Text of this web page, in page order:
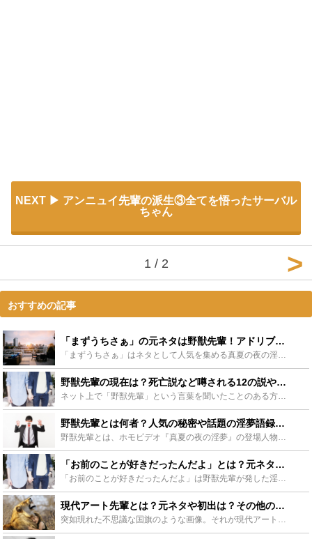
NEXT
アンニュイ先輩の派生③全てを悟ったサーバル
ちゃん
1 / 2
おすすめの記事
「まずうちさぁ」の元ネタは野獣先輩！アドリブ説の検証や派生スレまとめ - Leisurego(レジャーゴー)
「まずうちさぁ」はネタとして人気を集める真夏の夜の淫夢の「野獣先輩」のセリフです。この記事では「まずうちさぁ」の派生ネタ、そして野獣先輩とは何者なのか・どうして人気なのか、野獣先輩の他の名言（淫夢語...
野獣先輩の現在は？死亡説など噂される12の説や目撃情報をご紹介 - Leisurego(レジャーゴー)
ネット上で「野獣先輩」という言葉を聞いたことのある方は多いのではないでしょうか？野獣先輩とはゲイビデオに登場した男優であり、彼の現在については様々な説がささやかれています。この記事では、野獣先輩の現...
野獣先輩とは何者？人気の秘密や話題の淫夢語録・動画など徹底解説！ - Leisurego(レジャーゴー)
野獣先輩とは、ホモビデオ『真夏の夜の淫夢』の登場人物です。彼の特徴的な演技と「イキスギィ！」や「114514」などのセリフはネットで注目を集め、“淫夢”という一大ジャンルを築き上げました。そんな野獣...
「お前のことが好きだったんだよ」とは？元ネタやその他淫夢語録まとめ - Leisurego(レジャーゴー)
「お前のことが好きだったんだよ」は野獣先輩が発した淫夢語録の1つです。ネットで人気があり、「お前のことが好きだったんだよ」の言葉を使った素材も多く作られています。この記事では野獣先輩の名言「お前のこ...
現代アート先輩とは？元ネタや初出は？その他の野獣先輩に見えるものも - Leisurego(レジャーゴー)
突如現れた不思議な国旗のような画像。それが現代アート先輩です。この現代アート先輩の元ネタはネット界隈では有名な「真夏の夜の淫夢」の「野獣先輩」です。この記事では、現代アート先輩の初出や元ネタ、様々な...